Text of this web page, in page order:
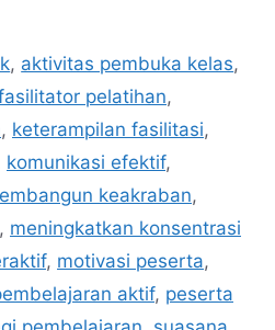
, aktivitas pembuka kelas,
pelatihan,
, keterampilan fasilitasi,
komunikasi efektif,
keakraban,
, meningkatkan konsentrasi
, motivasi peserta,
aktif, peserta